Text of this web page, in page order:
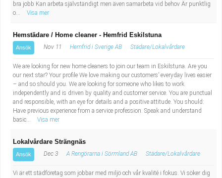
bra jobb Kan arbeta självständigt men även samarbeta vid behov Är punktlig
o...
Visa mer
Hemstädare / Home cleaner - Hemfrid Eskilstuna
Ansök Nov 11 Hemfrid i Sverige AB Städare/Lokalvårdare
We are looking for new home cleaners to join our team in Eskilstuna. Are you
our next star? Your profile We love making our customers’ everyday lives easier
– and so should you. We are looking for someone who likes to work
independently and is driven by quality and customer service. You are punctual
and responsible, with an eye for details and a positive attitude. You should:
Have previous experience from a service profession. Speak and understand
basic...
Visa mer
Lokalvårdare Strängnäs
Ansök Dec 3 A Rengörarna i Sörmland AB Städare/Lokalvårdare
Vi är ett städföretag som jobbar med miljö och vår kvalité i fokus. Vi söker dig